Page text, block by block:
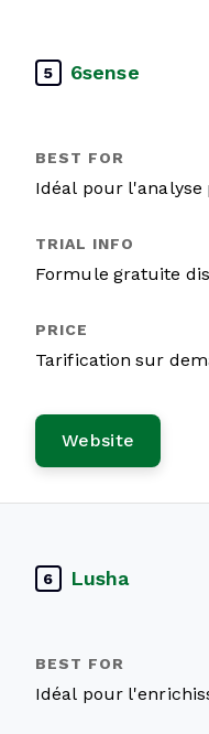
5 6sense
Idéal pour l'analyse
Formule gratuite
Tarification sur
Website
6 Lusha
Idéal pour